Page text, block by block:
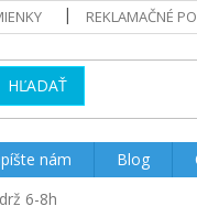
REKLAMAČNÉ
HĽADAŤ
nám Blog
6-8h